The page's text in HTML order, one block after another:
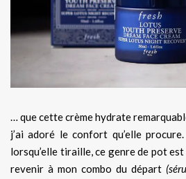
… que cette crème hydrate
j’ai adoré le confort qu’elle
lorsqu’elle tiraille, ce genre de pot
revenir à mon combo du départ